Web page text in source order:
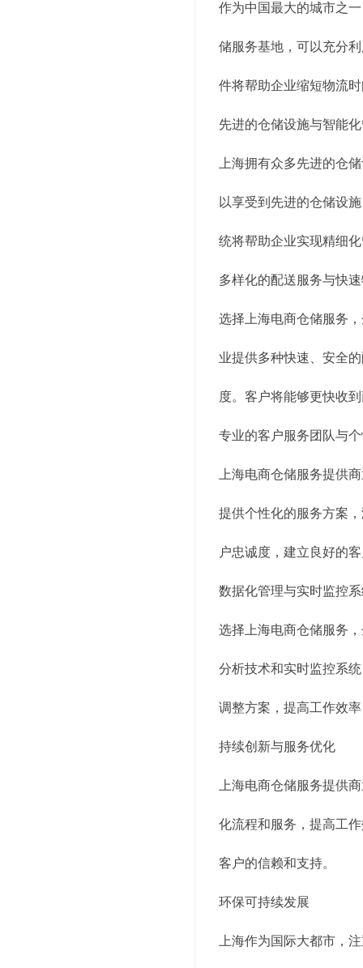
作为中国最大的城市之
储服务基地，可以充分
件将帮助企业缩短物流
先进的仓储设施与智能
上海拥有众多先进的仓
以享受到先进的仓储设
统将帮助企业实现精细
多样化的配送服务与快
选择上海电商仓储服务
业提供多种快速、安全
度。客户将能够更快收
专业的客户服务团队与
上海电商仓储服务提供
提供个性化的服务方案
户忠诚度，建立良好的
数据化管理与实时监控
选择上海电商仓储服务
分析技术和实时监控系
调整方案，提高工作效
持续创新与服务优化
上海电商仓储服务提供
化流程和服务，提高工
客户的信赖和支持。
环保可持续发展
上海作为国际大都市，